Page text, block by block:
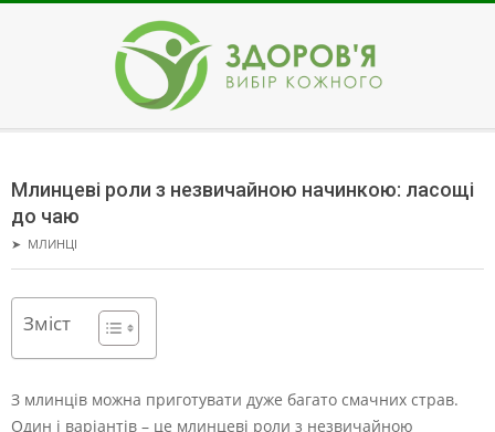
ЗДОРОВ'Я
Menu
Млинцеві роли з незвичайною начинкою: ласощі
до чаю
➤ МЛИНЦІ
Зміст
З млинців можна приготувати дуже багато смачних страв.
Один і варіантів – це млинцеві роли з незвичайною